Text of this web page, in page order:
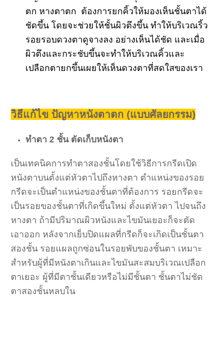
ตก หางตาตก ต้องการยกคิ้วให้มองเห็นชั้นตาได้
ชัดขึ้น โดยจะช่วยให้ชั้นผิวตึงขึ้นทำให้บริเวณริ้ว
รอยรอบดวงตาดูจางลง อย่างเห็นได้ชัด และเมื่อ
ผิวตึงและกระชับขึ้นจะทำให้บริเวณคิ้วและ
เปลือกตายกขึ้นเผยให้เห็นดวงตาที่สดใสของเรา
วิธีแก้ไข ปัญหาหนังตาตก (แบบศัลยกรรม)
ทำตา 2 ชั้น ตัดเก็บหนังตา
เป็นเทคนิคการทำตาสองชั้นโดยใช้วิธีการกรีดเปิด
หนังตาบนตั้งแต่หัวตาไปถึงหางตา ตำแหน่งของรอย
กรีดจะเป็นตำแหน่งของชั้นตาที่ต้องการ รอยกรีดจะ
เป็นรอยของชั้นตาที่เกิดขึ้นใหม่ ตั้งแต่หัวตา ไปจนถึง
หางตา ถ้ามีปริมาณผิวหนังและไขมันเยอะก็จะตัด
เอาออก หลังจากเย็บปิดแผลที่กรีดก็จะเกิดเป็นชั้นตา
สองชั้น รอยแผลถูกซ่อนในรอยพับของชั้นตา เหมาะ
สำหรับผู้ที่มีหนังตาเกินและไขมันสะสมบริเวณเปลือก
ตาเยอะ ผู้ที่มีตาชั้นเดียวหรือไม่มีชั้นตา ชั้นตาไม่ชัด
ตาสองชั้นหลบใน